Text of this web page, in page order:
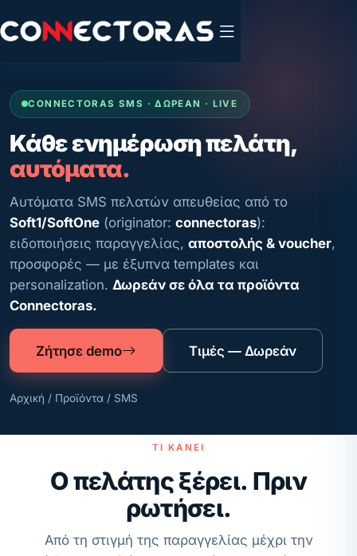
CONNECTORAS SMS · ΔΩΡΕΆΝ · LIVE
Κάθε ενημέρωση πελάτη,
αυτόματα.
Αυτόματα SMS πελατών απευθείας από το
Soft1/SoftOne (originator: connectoras):
ειδοποιήσεις παραγγελίας, αποστολής & voucher,
προσφορές — με έξυπνα templates και
personalization. Δωρεάν σε όλα τα προϊόντα
Connectoras.
Ζήτησε demo Τιμές — Δωρεάν
Αρχική / Προϊόντα / SMS
ΤΙ ΚΆΝΕΙ
Ο πελάτης ξέρει. Πριν
ρωτήσει.
Από τη στιγμή της παραγγελίας μέχρι την